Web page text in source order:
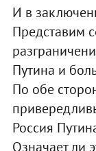
И в
Представим
Путина и
По обе
Россия
Означает ли